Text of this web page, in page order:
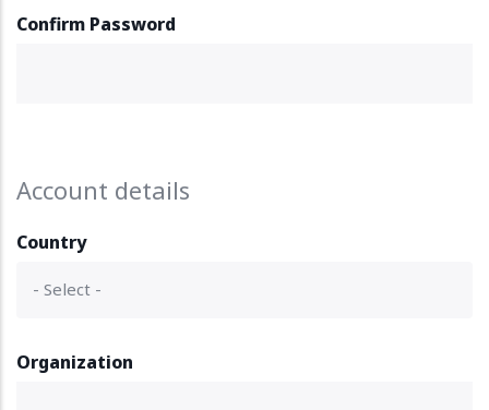
Confirm Password
Account details
Country
Organization